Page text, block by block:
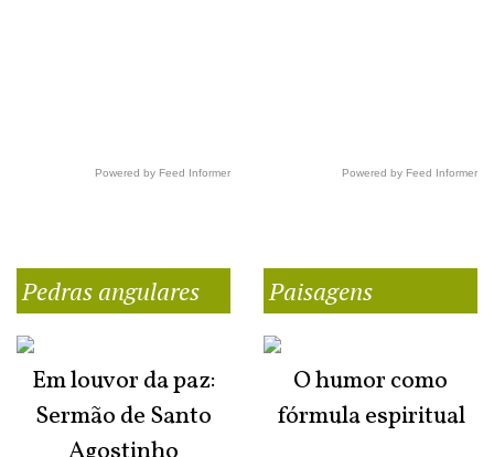
Powered by Feed Informer Powered by Feed Informer
Pedras angulares
Em louvor da paz:
Sermão de Santo
Paisagens
O humor como
fórmula espiritual